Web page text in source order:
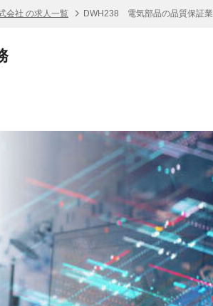
会社 の求人一覧 DWH238 電気部品の品質保証